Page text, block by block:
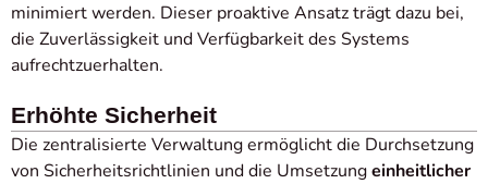
minimiert werden. Dieser proaktive Ansatz trägt dazu bei,
die Zuverlässigkeit und Verfügbarkeit des Systems
aufrechtzuerhalten.
Erhöhte Sicherheit
Die zentralisierte Verwaltung ermöglicht die Durchsetzung
von Sicherheitsrichtlinien und die Umsetzungeinheitlicher